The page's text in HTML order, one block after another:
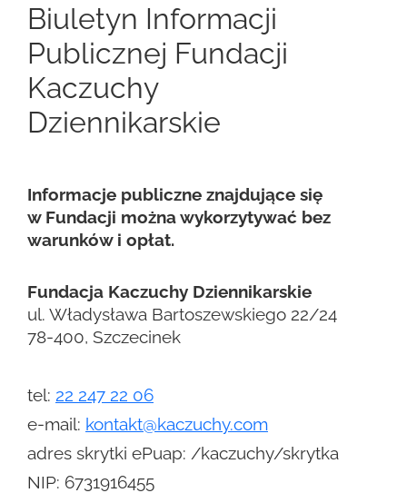
Biuletyn Informacji
Publicznej Fundacji
Kaczuchy
Dziennikarskie
Informacje publiczne znajdujące się
w Fundacji można wykorzytywać bez
warunków i opłat.
Fundacja Kaczuchy Dziennikarskie
ul. Władysława Bartoszewskiego 22/24
78-400, Szczecinek
tel: 22 247 22 06
e-mail: kontakt@kaczuchy.com
adres skrytki ePuap: /kaczuchy/skrytka
NIP: 6731916455